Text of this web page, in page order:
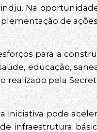
Na
de
para a
educação,
realizado pela
iniciativa pode
infraestrutura